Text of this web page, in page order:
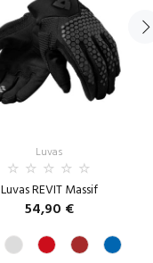
Luvas
Luvas REVIT Massif
54,90 €